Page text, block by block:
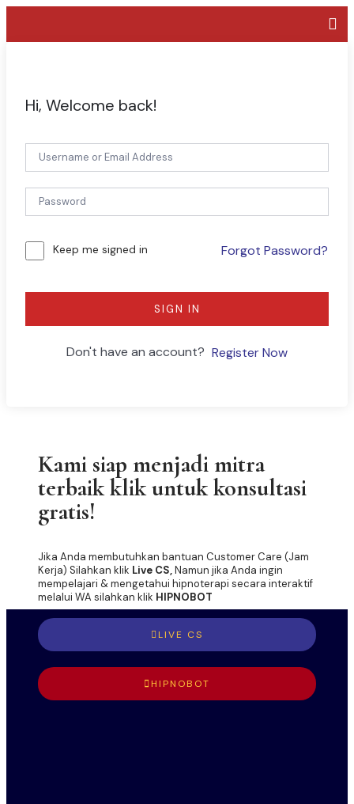
Hi, Welcome back!
Keep me signed in Forgot Password?
SIGN IN
Don't have an account? Register Now
Kami siap menjadi mitra
terbaik klik untuk konsultasi
gratis!
Jika Anda membutuhkan bantuan Customer Care (Jam
Kerja) Silahkan klik Live CS,Namun jika Anda ingin
mempelajari & mengetahui hipnoterapi secara interaktif
melalui WA silahkan klik HIPNOBOT
LIVE CS
HIPNOBOT